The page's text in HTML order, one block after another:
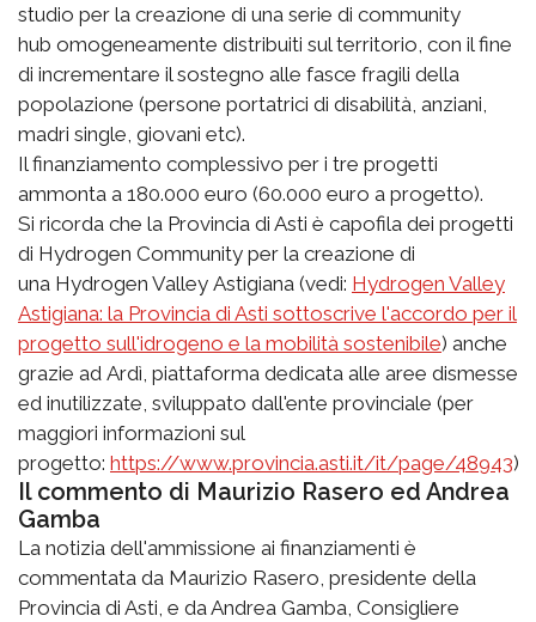
studio per la creazione di una serie di community
hub omogeneamente distribuiti sul territorio, con il fine
di incrementare il sostegno alle fasce fragili della
popolazione (persone portatrici di disabilità, anziani,
madri single, giovani etc).
Il finanziamento complessivo per i tre progetti
ammonta a 180.000 euro (60.000 euro a progetto).
Si ricorda che la Provincia di Asti è capofila dei progetti
di Hydrogen Community per la creazione di
una Hydrogen Valley Astigiana (vedi: Hydrogen Valley
Astigiana: la Provincia di Asti sottoscrive l'accordo per il
progetto sull'idrogeno e la mobilità sostenibile) anche
grazie ad Ardì, piattaforma dedicata alle aree dismesse
ed inutilizzate, sviluppato dall'ente provinciale (per
maggiori informazioni sul
progetto: https://www.provincia.asti.it/it/page/48943)
Il commento di Maurizio Rasero ed Andrea
Gamba
La notizia dell'ammissione ai finanziamenti è
commentata da Maurizio Rasero, presidente della
Provincia di Asti, e da Andrea Gamba, Consigliere